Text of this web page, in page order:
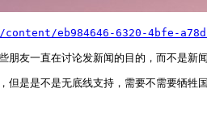
eb984646-6320-4bfe-a78d-
朋友一直在讨论发新闻的目的，而不是新
但是是不是无底线支持，需要不需要牺牲